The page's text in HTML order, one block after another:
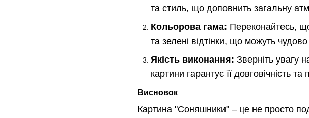
та стиль, що доповнить загальну
Кольорова гама: Переконайтесь,
та зелені відтінки, що можуть
Якість виконання: Зверніть увагу
картини гарантує її довговічність
Висновок
Картина "Соняшники" – це не просто